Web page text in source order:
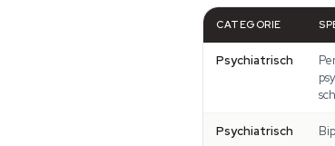
CATEGORIE
Psychiatrisch
Psychiatrisch